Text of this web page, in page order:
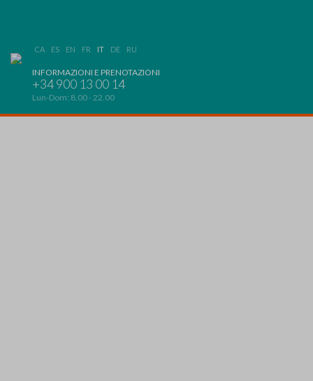
CA ES EN FR IT DE RU
INFORMAZIONI E PRENOTAZIONI
+34 900 13 00 14
Lun-Dom: 8.00 - 22.00